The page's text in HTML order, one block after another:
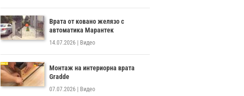
Врата от ковано желязо с
автоматика Марантек
14.07.2026 Видео
Монтаж на интериорна врата
Gradde
07.07.2026 Видео